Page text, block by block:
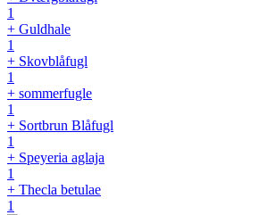
1
+ Guldhale
1
+ Skovblåfugl
1
+ sommerfugle
1
+ Sortbrun Blåfugl
1
+ Speyeria aglaja
1
+ Thecla betulae
1